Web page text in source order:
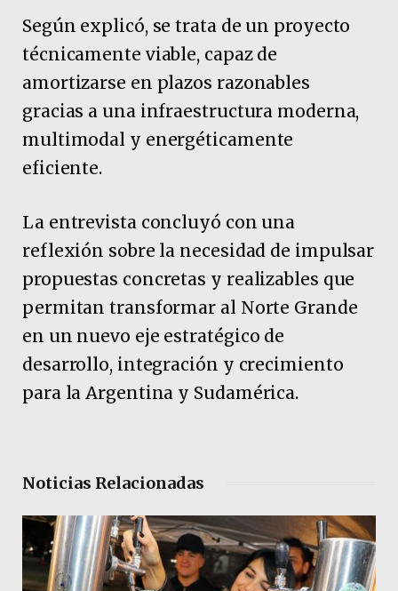
Según explicó, se trata de un proyecto
técnicamente viable, capaz de
amortizarse en plazos razonables
gracias a una infraestructura moderna,
multimodal y energéticamente
eficiente.
La entrevista concluyó con una
reflexión sobre la necesidad de impulsar
propuestas concretas y realizables que
permitan transformar al Norte Grande
en un nuevo eje estratégico de
desarrollo, integración y crecimiento
para la Argentina y Sudamérica.
Noticias Relacionadas